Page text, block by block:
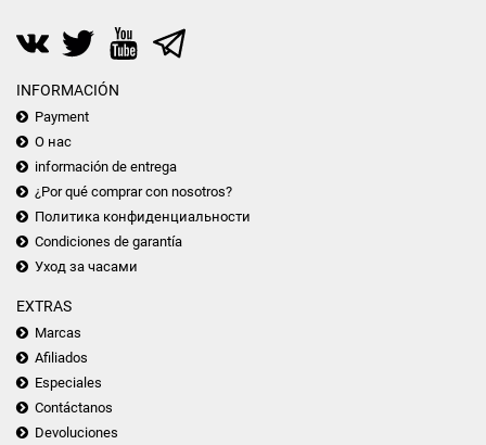
INFORMACIÓN
Payment
О нас
información de entrega
¿Por qué comprar con nosotros?
Политика конфиденциальности
Condiciones de garantía
Уход за часами
EXTRAS
Marcas
Afiliados
Especiales
Contáctanos
Devoluciones